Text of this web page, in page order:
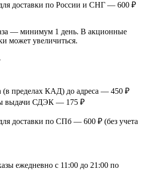
доставки по России и СНГ — 600 ₽
— минимум 1 день. В акционные
может увеличиться.
(в пределах КАД) до адреса — 450 ₽
выдачи СДЭК — 175 ₽
доставки по СПб — 600 ₽ (без учета
ежедневно с 11:00 до 21:00 по